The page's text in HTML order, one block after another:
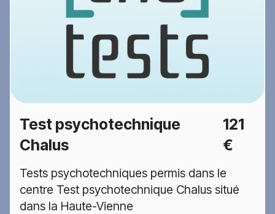
Test psychotechnique
Chalus
121
€
Tests psychotechniques permis dans le
centre Test psychotechnique Chalus situé
dans la Haute-Vienne